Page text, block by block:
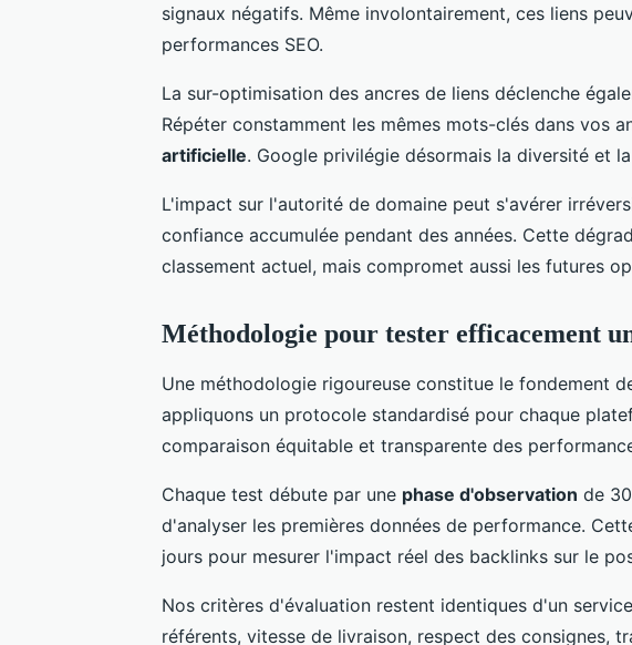
signaux négatifs. Même involontairement, ces liens
performances SEO.
La sur-optimisation des ancres de liens déclenche
Répéter constamment les mêmes mots-clés dans vos
artificielle. Google privilégie désormais la diversité et
L'impact sur l'autorité de domaine peut s'avérer
confiance accumulée pendant des années. Cette
classement actuel, mais compromet aussi les futures
Méthodologie pour tester efficacement
Une méthodologie rigoureuse constitue le fondement
appliquons un protocole standardisé pour chaque
comparaison équitable et transparente des
Chaque test débute par une phase d'observation de
d'analyser les premières données de performance.
jours pour mesurer l'impact réel des backlinks sur le
Nos critères d'évaluation restent identiques d'un
référents, vitesse de livraison, respect des consignes,